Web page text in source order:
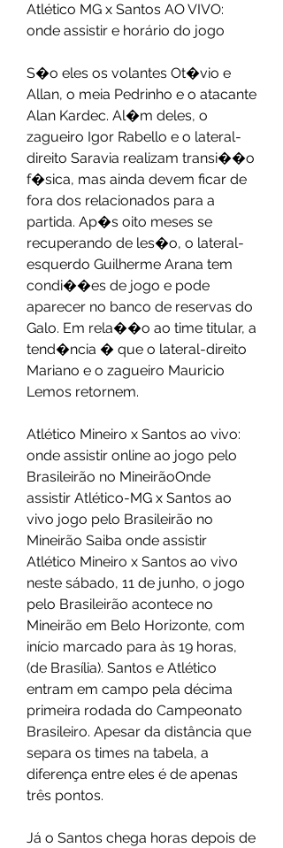
Atlético MG x Santos AO VIVO:
onde assistir e horário do jogo
S�o eles os volantes Ot�vio e
Allan, o meia Pedrinho e o atacante
Alan Kardec. Al�m deles, o
zagueiro Igor Rabello e o lateral-
direito Saravia realizam transi��o
f�sica, mas ainda devem ficar de
fora dos relacionados para a
partida. Ap�s oito meses se
recuperando de les�o, o lateral-
esquerdo Guilherme Arana tem
condi��es de jogo e pode
aparecer no banco de reservas do
Galo. Em rela��o ao time titular, a
tend�ncia � que o lateral-direito
Mariano e o zagueiro Mauricio
Lemos retornem.
Atlético Mineiro x Santos ao vivo:
onde assistir online ao jogo pelo
Brasileirão no MineirãoOnde
assistir Atlético-MG x Santos ao
vivo jogo pelo Brasileirão no
Mineirão Saiba onde assistir
Atlético Mineiro x Santos ao vivo
neste sábado, 11 de junho, o jogo
pelo Brasileirão acontece no
Mineirão em Belo Horizonte, com
início marcado para às 19 horas,
(de Brasília). Santos e Atlético
entram em campo pela décima
primeira rodada do Campeonato
Brasileiro. Apesar da distância que
separa os times na tabela, a
diferença entre eles é de apenas
três pontos.
Já o Santos chega horas depois de